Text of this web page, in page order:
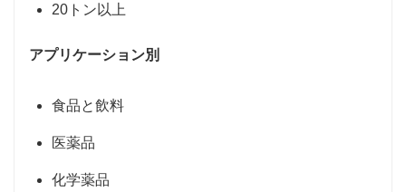
20トン以上
アプリケーション別
食品と飲料
医薬品
化学薬品